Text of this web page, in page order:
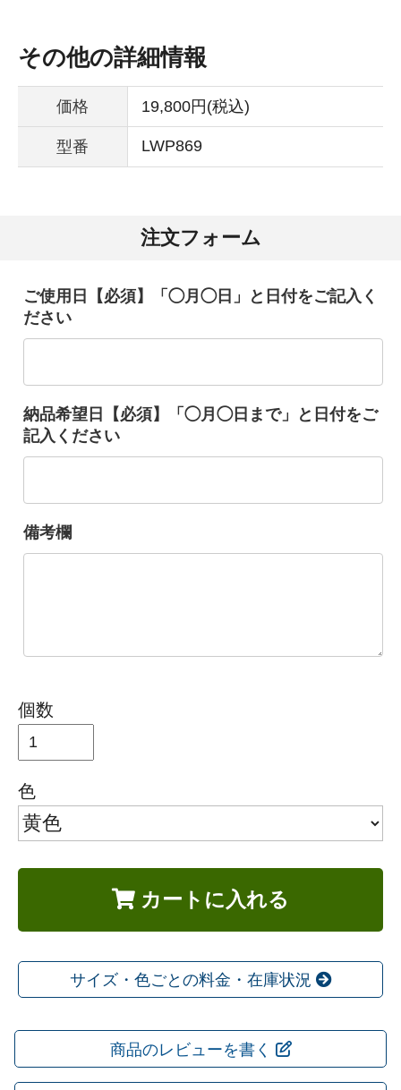
その他の詳細情報
価格 19,800円(税込)
型番 LWP869
注文フォーム
ご使用日【必須】「◯月◯日」と日付をご記入く
ださい
納品希望日【必須】「◯月◯日まで」と日付をご
記入ください
備考欄
個数
色
カートに入れる
サイズ・色ごとの料金・在庫状況
商品のレビューを書く